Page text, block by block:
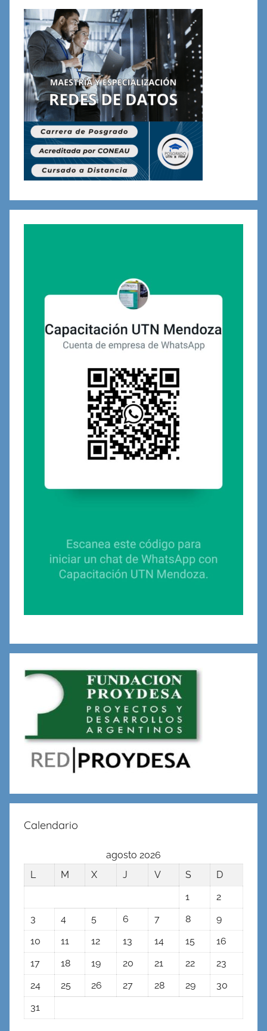
Calendario
agosto 2026
L
M X J V S
D
1
2
3
4 5 6 7 8
9
10
11 12 13 14 15
16
17
18 19 20 21 22
23
24
25 26 27 28 29
30
31